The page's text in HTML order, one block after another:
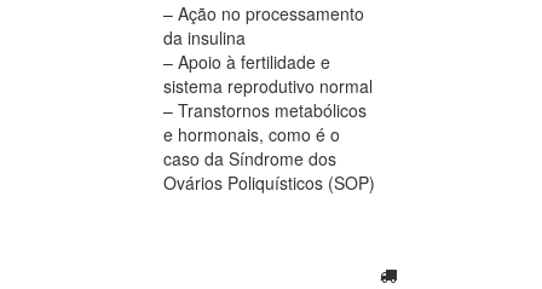
– Ação no processamento
da insulina
– Apoio à fertilidade e
sistema reprodutivo normal
– Transtornos metabólicos
e hormonais, como é o
caso da Síndrome dos
Ovários Poliquísticos (SOP)